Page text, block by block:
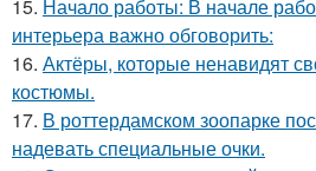
15. Начало работы: В начале
интерьера важно обговорить:
16. Актёры, которые ненавидят
костюмы.
17. В роттердамском зоопарке
надевать специальные очки.